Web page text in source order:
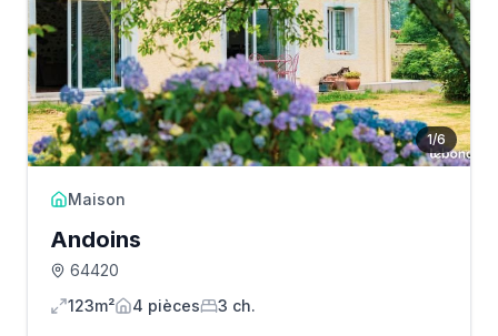
1/6
Maison
Andoins
64420
123m²
4 pièces 3 ch.